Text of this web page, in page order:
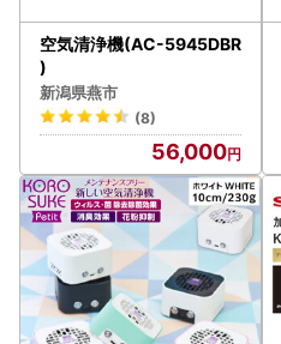
空気清浄機(AC-5945DBR
)
新潟県燕市
(8)
56,000